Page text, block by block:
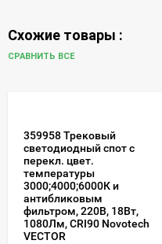
Схожие товары :
СРАВНИТЬ ВСЕ
359958 Трековый
светодиодный спот с
перекл. цвет.
температуры
3000;4000;6000К и
антибликовым
фильтром, 220В, 18Вт,
1080Лм, CRI90 Novotech
VECTOR